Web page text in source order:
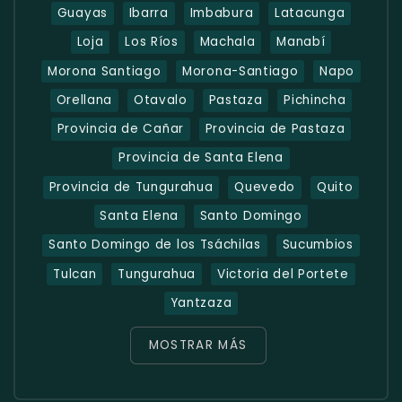
Guayas Ibarra Imbabura
Latacunga
Loja
Los Ríos Machala
Manabí
Morona Santiago
Morona-Santiago
Napo
Orellana
Otavalo Pastaza
Pichincha
Provincia de Cañar
Provincia de Pastaza
Provincia de Santa Elena
Provincia de Tungurahua
Quevedo
Quito
Santa Elena
Santo Domingo
Santo Domingo de los Tsáchilas
Sucumbios
Tulcan
Tungurahua
Victoria del Portete
Yantzaza
MOSTRAR MÁS